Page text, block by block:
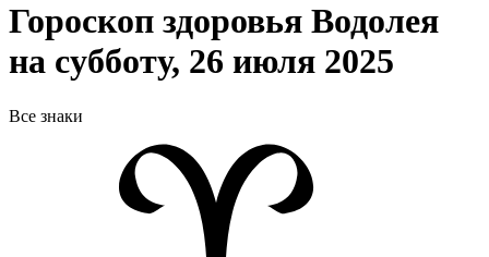
Гороскоп здоровья Водолея
на субботу, 26 июля 2025
Все знаки